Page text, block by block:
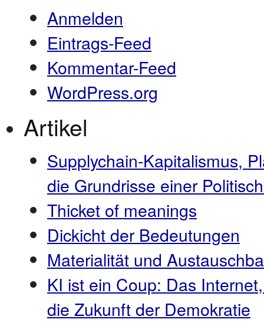
Anmelden
Eintrags-Feed
Kommentar-Feed
WordPress.org
Artikel
Supplychain-Kapitalismus,
die Grundrisse einer
Thicket of meanings
Dickicht der Bedeutungen
Materialität und
KI ist ein Coup: Das
die Zukunft der Demokratie